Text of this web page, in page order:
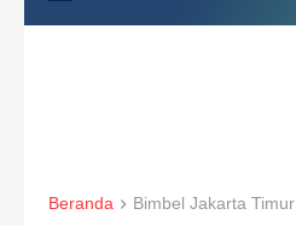
Beranda Bimbel Jakarta Timur